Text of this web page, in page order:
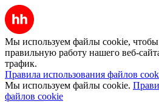
Мы используем файлы cookie, чтобы
правильную работу нашего веб-
трафик.
Правила использования файлов
Мы используем файлы cookie.
файлов cookie